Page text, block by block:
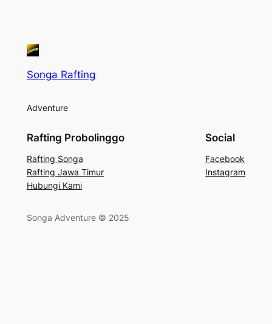
Songa Rafting
Adventure
Rafting Probolinggo
Rafting Songa
Rafting Jawa Timur
Hubungi Kami
Social
Facebook
Instagram
Songa Adventure © 2025